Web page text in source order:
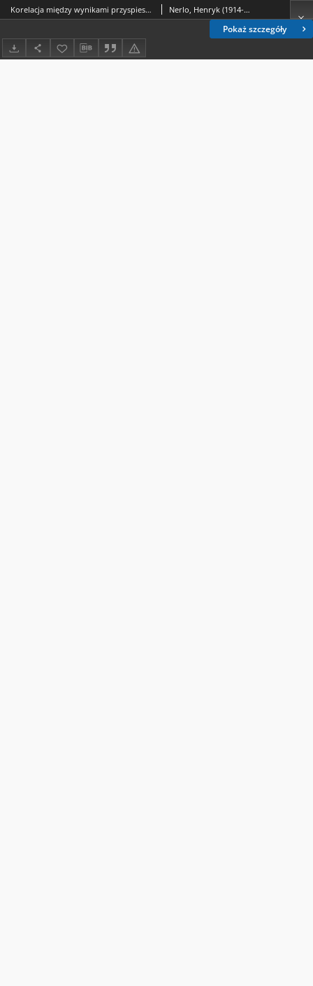
Pokaż szczegóły
Korelacja między wynikami przyspieszonego starzenia a przechowywania tabletek witaminy C w warunkach normalnych Nerlo, Henryk (1914-1989).; Wieluńska, Zofia (farmacja).